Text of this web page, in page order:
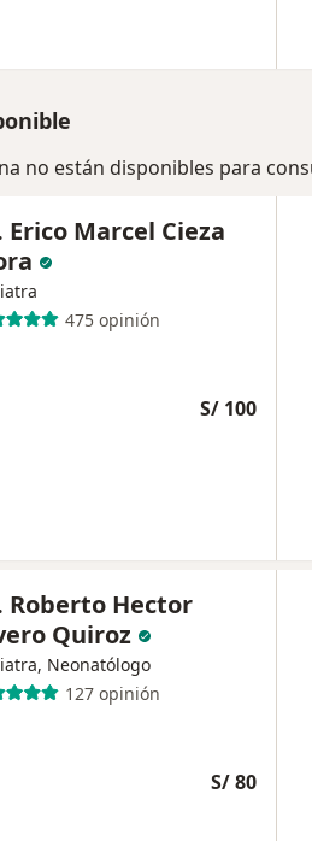
no están disponibles para
Erico Marcel Cieza
475 opinión
S/ 100
Roberto Hector
Quiroz
Neonatólogo
127 opinión
S/ 80